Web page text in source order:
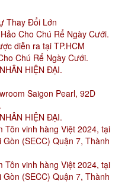
Thay Đổi Lớn
Cho Chú Rể Ngày Cưới.
diễn ra tại TP.HCM
Chú Rể Ngày Cưới.
HIỆN ĐẠI.
Saigon Pearl, 92D
HIỆN ĐẠI.
Tôn vinh hàng Việt 2024, tại
(SECC) Quận 7, Thành
Tôn vinh hàng Việt 2024, tại
(SECC) Quận 7, Thành